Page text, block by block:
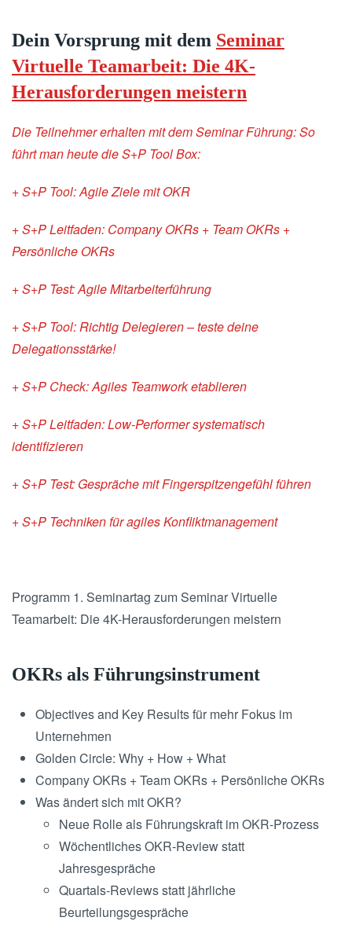
Dein Vorsprung mit dem Seminar
Virtuelle Teamarbeit: Die 4K-
Herausforderungen meistern
Die Teilnehmer erhalten mit dem Seminar Führung: So
führt man heute die S+P Tool Box:
+ S+P Tool: Agile Ziele mit OKR
+ S+P Leitfaden: Company OKRs + Team OKRs +
Persönliche OKRs
+ S+P Test: Agile Mitarbeiterführung
+ S+P Tool: Richtig Delegieren – teste deine
Delegationsstärke!
+ S+P Check: Agiles Teamwork etablieren
+ S+P Leitfaden: Low-Performer systematisch
identifizieren
+ S+P Test: Gespräche mit Fingerspitzengefühl führen
+ S+P Techniken für agiles Konfliktmanagement
Programm 1. Seminartag zum Seminar Virtuelle
Teamarbeit: Die 4K-Herausforderungen meistern
OKRs als Führungsinstrument
Objectives and Key Results für mehr Fokus im
Unternehmen
Golden Circle: Why + How + What
Company OKRs + Team OKRs + Persönliche OKRs
Was ändert sich mit OKR?
Neue Rolle als Führungskraft im OKR-Prozess
Wöchentliches OKR-Review statt
Jahresgespräche
Quartals-Reviews statt jährliche
Beurteilungsgespräche